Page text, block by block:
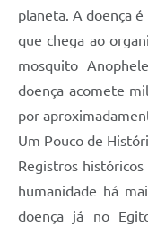
Editais
Links
Serviços Online
Telefones Úteis
Enquete
Jornal
planeta. A doença
que chega ao
mosquito
doença acomete
por
Um Pouco de
Registros
humanidade há
doença já no